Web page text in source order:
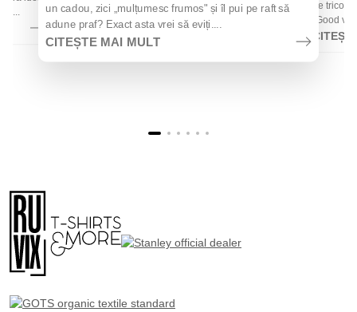
la...
un cadou, zici „mulțumesc frumos" și îl pui pe raft să
adune praf? Exact asta vrei să eviți....
CITEȘTE MAI MULT
de
„Good